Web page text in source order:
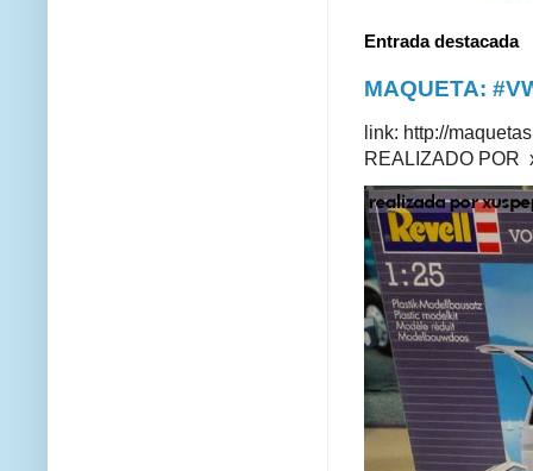
Entrada destacada
MAQUETA:
link: http://
REALIZADO POR